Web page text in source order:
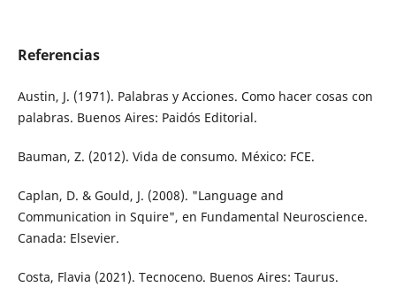
Referencias
Austin, J. (1971). Palabras y Acciones. Como hacer cosas con
palabras. Buenos Aires: Paidós Editorial.
Bauman, Z. (2012). Vida de consumo. México: FCE.
Caplan, D. & Gould, J. (2008). "Language and
Communication in Squire", en Fundamental Neuroscience.
Canada: Elsevier.
Costa, Flavia (2021). Tecnoceno. Buenos Aires: Taurus.